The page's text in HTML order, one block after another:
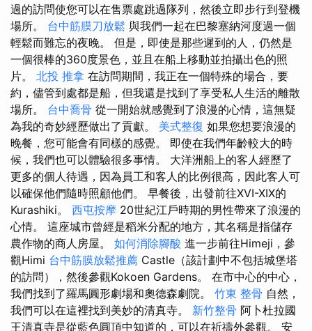
過的訪問使您可以在售票處跳過隊列，然後立即步行到登機
場所。 台中筋膜刀放鬆 與我們一起在巴黎塞納河度過一個
輕鬆而難忘的夜晚。 但是，即使是那些遲到的人，仍然是
一個很棒的360度景色，並且在船上移動並拍攝出色的照
片。 北投 推拿 在訪問期間，我正在一個特殊的場合，要
約，儘管到處都是船，但我還是找到了享受私人生活的離散
場所。 台中喬骨 從一開始就感覺到了浪漫的心情，這無疑
為我的奇妙經歷做出了貢獻。 美式整復 如果您想要浪漫的
晚餐，您可能會有同樣的感覺。 即使在我們年齡較大的時
候，我們也可以體驗很多事情。 大洋洲船上的客人經歷了
更多的個人待遇，因為員工和客人的比例很高，因此客人可
以確保他們隨時照顧他們。 早餐後，出發前往XVI-XIX的
Kurashiki。 西屯按摩 20世紀江戶時期的男性帶來了浪漫的
心情。 這座城市曾經是稻米分配的地方，其名稱是指儲存
農作物的商人房屋。 如何消除腳酸 進一步前往Himeji，參
觀Himi 台中筋膜放鬆推薦 Castle（該計劃中不包括城堡塔
的訪問），然後參觀Kokoen Gardens。 在市中心的中心，
我們找到了羅馬圓形劇場和奧德森劇院。 竹東 整骨 自然，
我們可以在這裡找到美妙的清真寺。 新竹整骨 阿卜杜拉國
王清真寺是從藍色圓頂中知道的，可以在祈禱外參觀。 安